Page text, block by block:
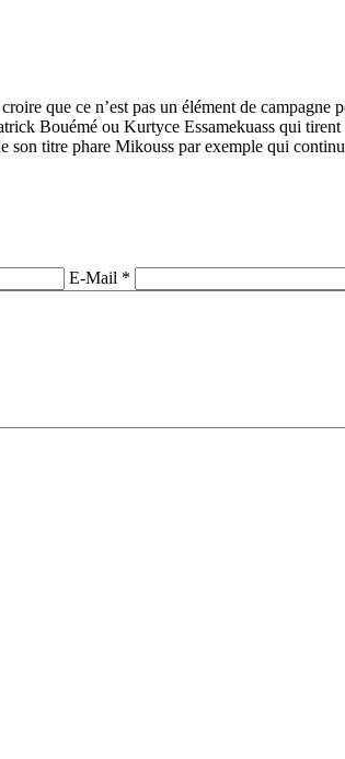
que ce n’est pas un élément de
Bouémé ou Kurtyce Essamekuass qui
son titre phare Mikouss par exemple qui
E-Mail *